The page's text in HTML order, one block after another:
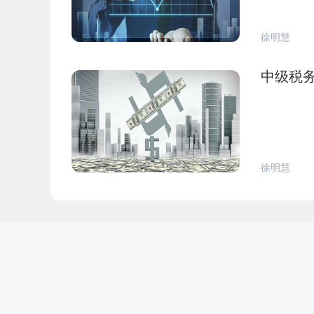
徐明慧
中级税
徐明慧